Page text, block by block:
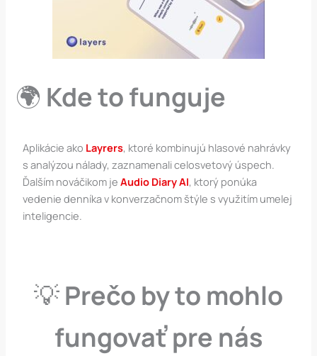
🌍 Kde to funguje
Aplikácie ako Layrers, ktoré kombinujú hlasové nahrávky
s analýzou nálady, zaznamenali celosvetový úspech.
Ďalším nováčikom jeAudio Diary AI, ktorý ponúka
vedenie denníka v konverzačnom štýle s využitím umelej
inteligencie.
💡Prečo by to mohlo
fungovať pre nás